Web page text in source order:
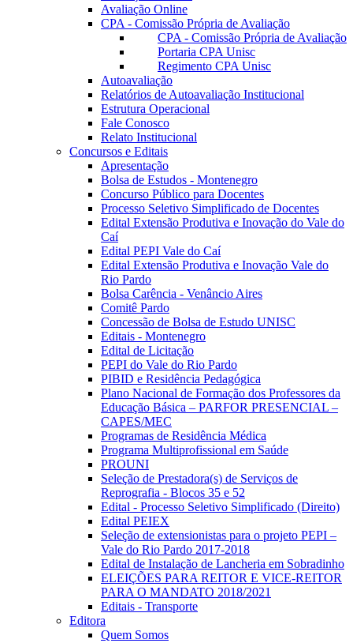
Avaliação Online
CPA - Comissão Própria de Avaliação
CPA - Comissão Própria de Avaliação
Portaria CPA Unisc
Regimento CPA Unisc
Autoavaliação
Relatórios de Autoavaliação Institucional
Estrutura Operacional
Fale Conosco
Relato Institucional
Concursos e Editais
Apresentação
Bolsa de Estudos - Montenegro
Concurso Público para Docentes
Processo Seletivo Simplificado de Docentes
Edital Extensão Produtiva e Inovação do Vale do
Caí
Edital PEPI Vale do Caí
Edital Extensão Produtiva e Inovação Vale do
Rio Pardo
Bolsa Carência - Venâncio Aires
Comitê Pardo
Concessão de Bolsa de Estudo UNISC
Editais - Montenegro
Edital de Licitação
PEPI do Vale do Rio Pardo
PIBID e Residência Pedagógica
Plano Nacional de Formação dos Professores da
Educação Básica – PARFOR PRESENCIAL –
CAPES/MEC
Programas de Residência Médica
Programa Multiprofissional em Saúde
PROUNI
Seleção de Prestadora(s) de Serviços de
Reprografia - Blocos 35 e 52
Edital - Processo Seletivo Simplificado (Direito)
Edital PEIEX
Seleção de extensionistas para o projeto PEPI –
Vale do Rio Pardo 2017-2018
Edital de Instalação de Lancheria em Sobradinho
ELEIÇÕES PARA REITOR E VICE-REITOR
PARA O MANDATO 2018/2021
Editais - Transporte
Editora
Quem Somos